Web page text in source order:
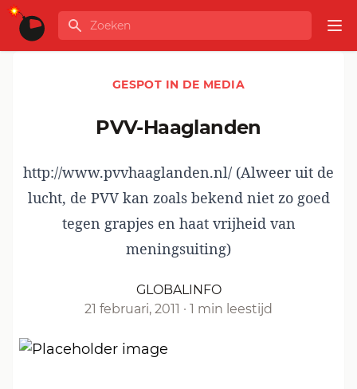
Ga naar de inhoud
GLOBALINFO
Zoeken
GESPOT IN DE MEDIA
PVV-Haaglanden
http://www.pvvhaaglanden.nl/ (Alweer uit de
lucht, de PVV kan zoals bekend niet zo goed
tegen grapjes en haat vrijheid van
meningsuiting)
GLOBALINFO
21 februari, 2011 · 1 min leestijd